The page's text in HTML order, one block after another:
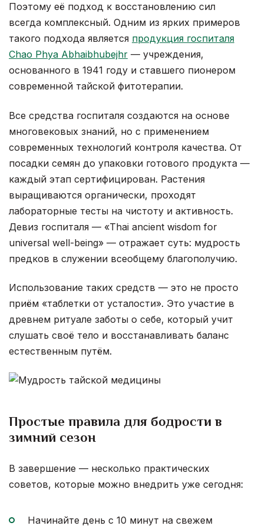
Поэтому её подход к восстановлению сил
всегда комплексный. Одним из ярких примеров
такого подхода является продукция госпиталя
Chao Phya Abhaibhubejhr — учреждения,
основанного в 1941 году и ставшего пионером
современной тайской фитотерапии.
Все средства госпиталя создаются на основе
многовековых знаний, но с применением
современных технологий контроля качества. От
посадки семян до упаковки готового продукта —
каждый этап сертифицирован. Растения
выращиваются органически, проходят
лабораторные тесты на чистоту и активность.
Девиз госпиталя — «Thai ancient wisdom for
universal well-being» — отражает суть: мудрость
предков в служении всеобщему благополучию.
Использование таких средств — это не просто
приём «таблетки от усталости». Это участие в
древнем ритуале заботы о себе, который учит
слушать своё тело и восстанавливать баланс
естественным путём.
Простые правила для бодрости в
зимний сезон
В завершение — несколько практических
советов, которые можно внедрить уже сегодня:
Начинайте день с 10 минут на свежем